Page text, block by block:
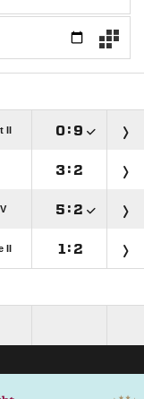
II : 
: 
 : 
II  : 